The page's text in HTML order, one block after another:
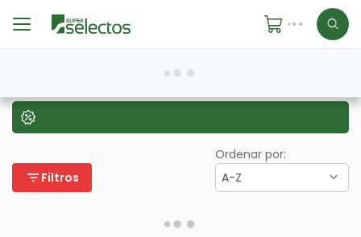
filter_list Filtros
Ordenar por:
A-Z